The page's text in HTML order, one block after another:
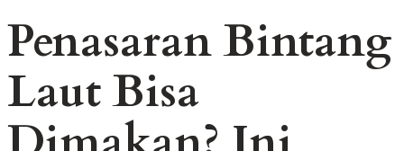
Penasaran Bintang
Laut Bisa